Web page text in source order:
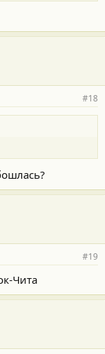
#18
#19
Чита